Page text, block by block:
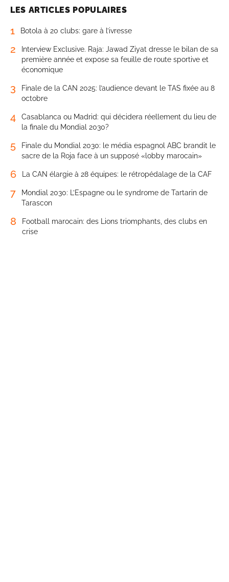
LES ARTICLES POPULAIRES
1 Botola à 20 clubs: gare à l’ivresse
2
Interview Exclusive. Raja: Jawad Ziyat dresse le bilan de sa
première année et expose sa feuille de route sportive et
économique
3
Finale de la CAN 2025: l’audience devant le TAS fixée au 8
octobre
4
Casablanca ou Madrid: qui décidera réellement du lieu de
la finale du Mondial 2030?
5
Finale du Mondial 2030: le média espagnol ABC brandit le
sacre de la Roja face à un supposé «lobby marocain»
6 La CAN élargie à 28 équipes: le rétropédalage de la CAF
7
Mondial 2030: L’Espagne ou le syndrome de Tartarin de
Tarascon
8
Football marocain: des Lions triomphants, des clubs en
crise